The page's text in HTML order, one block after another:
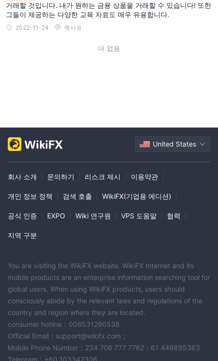
거래할 것입니다. 내가 원하는 금융 상품을 거래할 수 있습니다! 또한
그들이 제공하는 다양한 교육 자료도 매우 유용합니다.
2022-11-24 멕시코
더 없음
United States
회사 소개 문의하기 리스크 제시 이용약관
개인 정보 정책 검색 호출 WikiFX(기업용 에디션)
공식 인증 EXPO Wiki 연구원 VPS 도움말 협력
지역 구분
You are visiting the WikiFX website. WikiFX Internet and its
mobile products are an enterprise information searching tool for
global users. When using WikiFX products, users should
consciously abide by the relevant laws and regulations of the
country and region where they are located.
consumer hotline：006531290538
Official Email：support@wikifx.com；
Mobile Phone Number：234 706 777 7762；61 449895363
Telegram：+60 103342306